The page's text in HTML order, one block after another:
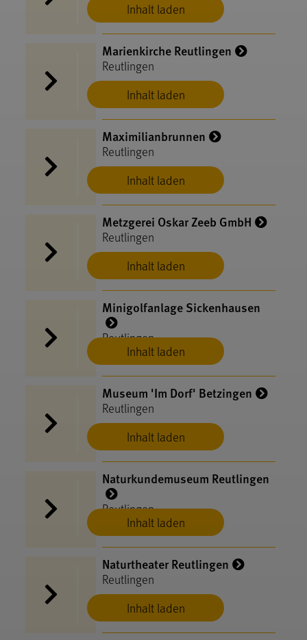
Inhalt laden
Inhalt laden
Marienkirche Reutlingen
Reutlingen
Inhalt laden
Maximilianbrunnen
Reutlingen
Inhalt laden
Metzgerei Oskar Zeeb GmbH
Reutlingen
Inhalt laden
Minigolfanlage Sickenhausen
Reutlingen
Inhalt laden
Museum 'Im Dorf' Betzingen
Reutlingen
Inhalt laden
Naturkundemuseum Reutlingen
Reutlingen
Inhalt laden
Naturtheater Reutlingen
Reutlingen